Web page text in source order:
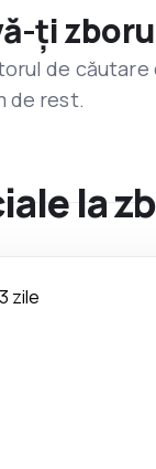
ți
de căutare
de rest.
la
zile